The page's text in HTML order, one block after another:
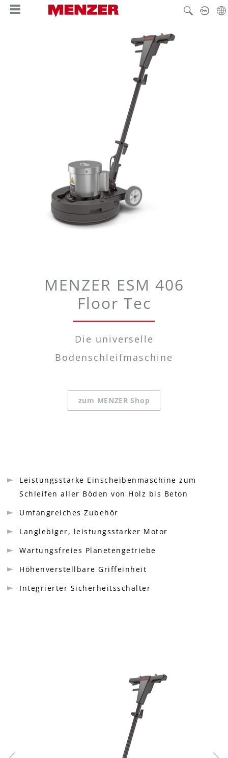
MENZER ESM 406
Floor Tec
Die universelle
Bodenschleifmaschine
zum MENZER Shop
Leistungsstarke Einscheibenmaschine zum
Schleifen aller Böden von Holz bis Beton
Umfangreiches Zubehör
Langlebiger, leistungsstarker Motor
Wartungsfreies Planetengetriebe
Höhenverstellbare Griffeinheit
Integrierter Sicherheitsschalter